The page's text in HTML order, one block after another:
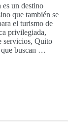
es un destino
que también se
el turismo de
privilegiada,
servicios, Quito
que buscan …